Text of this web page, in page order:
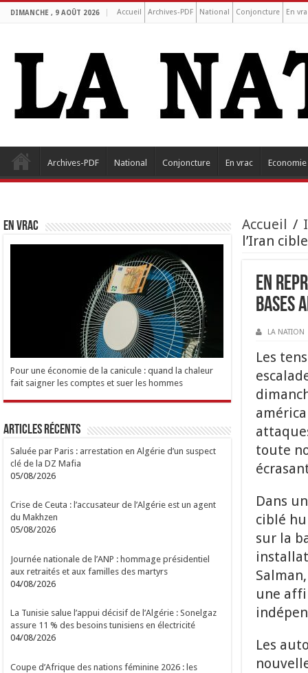
DIMANCHE , 9 AOÛT 2026 Accueil Archives-PDF National Conjoncture En
Archives-PDF National Conjoncture En vrac Economie
Accueil /
l’Iran
En
bases
LA NATION
Les
toute
Dans
ciblé
sur la
une
Les
EN VRAC
Pour une économie de la canicule : quand la chaleur
fait saigner les comptes et suer les hommes
Articles Récents
Saluée par Paris : arrestation en Algérie d’un suspect
clé de la DZ Mafia
05/08/2026
Crise de Ceuta : l’accusateur de l’Algérie est un agent
du Makhzen
05/08/2026
Journée nationale de l’ANP : hommage présidentiel
aux retraités et aux familles des martyrs
04/08/2026
La Tunisie salue l’appui décisif de l’Algérie : Sonelgaz
assure 11 % des besoins tunisiens en électricité
04/08/2026
Coupe d’Afrique des nations féminine 2026 : les